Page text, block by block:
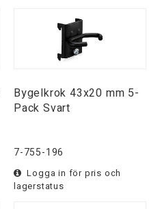
Bygelkrok 43x20 mm 5-
Pack Svart
7-755-196
Logga in för pris och
lagerstatus